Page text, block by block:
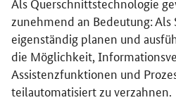
zunehmend an Bedeutung: Als
eigenständig planen und
die Möglichkeit,
Assistenzfunktionen und
teilautomatisiert zu verzahnen.